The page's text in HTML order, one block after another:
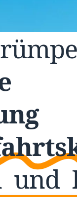
und